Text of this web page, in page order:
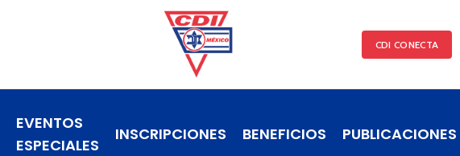
CDI CONECTA
EVENTOS
ESPECIALES
INSCRIPCIONES BENEFICIOS PUBLICACIONES